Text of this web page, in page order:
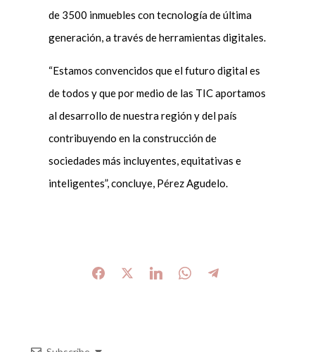
de 3500 inmuebles con tecnología de última
generación, a través de herramientas digitales.
“Estamos convencidos que el futuro digital es
de todos y que por medio de las TIC aportamos
al desarrollo de nuestra región y del país
contribuyendo en la construcción de
sociedades más incluyentes, equitativas e
inteligentes”, concluye, Pérez Agudelo.